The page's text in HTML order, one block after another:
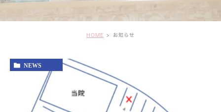
HOME お知らせ
NEWS